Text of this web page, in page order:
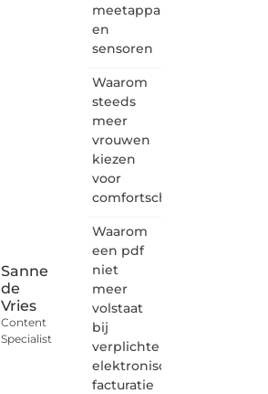
Sanne
de
Vries
Content
Specialist
meetapparatuur
en
sensoren
Waarom
steeds
meer
vrouwen
kiezen
voor
comfortschoenen
Waarom
een pdf
niet
meer
volstaat
bij
verplichte
elektronische
facturatie